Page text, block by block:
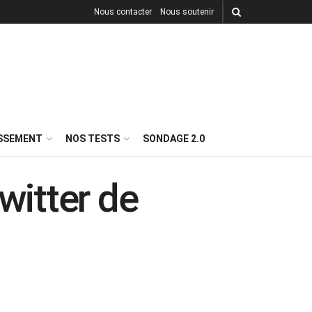
Nous contacter Nous soutenir
NOS TESTS SONDAGE 2.0
de